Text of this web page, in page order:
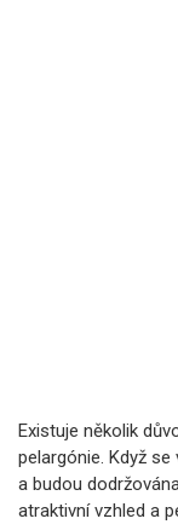
Existuje několik
pelargónie. Když
a budou
atraktivní vzhled a